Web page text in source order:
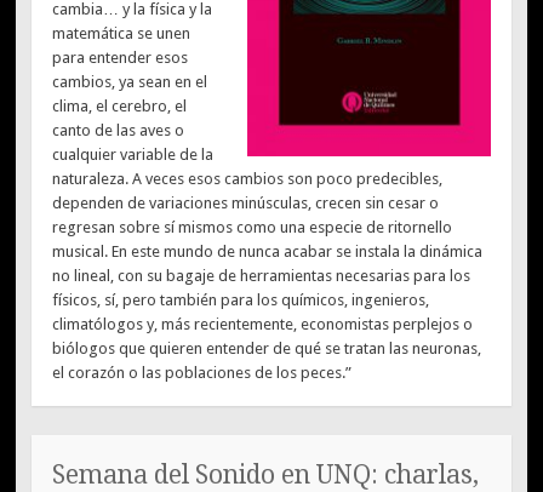
cambia… y la física y la
matemática se unen
para entender esos
cambios, ya sean en el
clima, el cerebro, el
canto de las aves o
cualquier variable de la
naturaleza. A veces esos cambios son poco predecibles,
dependen de variaciones minúsculas, crecen sin cesar o
regresan sobre sí mismos como una especie de ritornello
musical. En este mundo de nunca acabar se instala la dinámica
no lineal, con su bagaje de herramientas necesarias para los
físicos, sí, pero también para los químicos, ingenieros,
climatólogos y, más recientemente, economistas perplejos o
biólogos que quieren entender de qué se tratan las neuronas,
el corazón o las poblaciones de los peces.”
Semana del Sonido en UNQ: charlas,